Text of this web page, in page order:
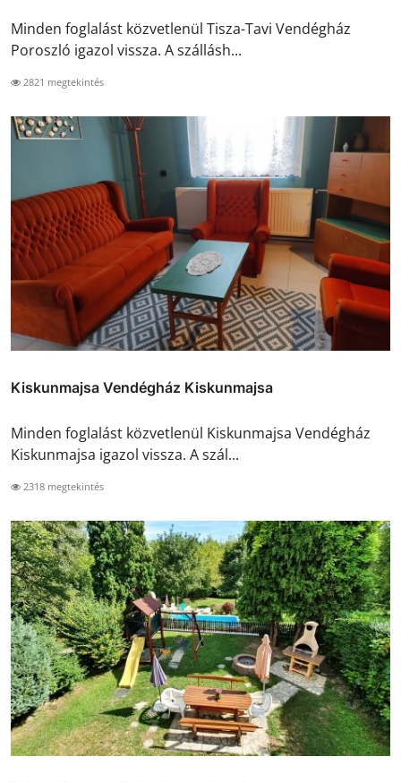
Minden foglalást közvetlenül Tisza-Tavi Vendégház
Poroszló igazol vissza. A szállásh...
2821 megtekintés
Kiskunmajsa Vendégház Kiskunmajsa
Minden foglalást közvetlenül Kiskunmajsa Vendégház
Kiskunmajsa igazol vissza. A szál...
2318 megtekintés